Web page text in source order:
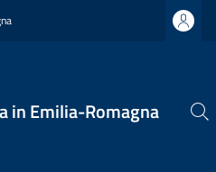
in Emilia-Romagna